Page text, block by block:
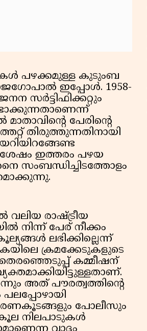
പഴക്കമുള്ള കുടുംബ
ഇപ്പോൾ. 1958-
സർട്ടിഫിക്കറ്റും
പേരിന്റെ
തിരുത്തുന്നതിനായി
ഇത്തരം പഴയ
സംബന്ധിച്ചിടത്തോളം
വലിയ രാഷ്ട്രീയ
നിന്ന് പേര് നീക്കം
ലഭിക്കില്ലെന്ന്
ക്രമക്കേടുകളുടെ
തെരഞ്ഞെടുപ്പ് കമ്മീഷന്
അത് പൗരത്വത്തിന്റെ
പലപ്പോഴായി
ഭരണകൂടങ്ങളും പോലീസും
നിലപാടുകൾ